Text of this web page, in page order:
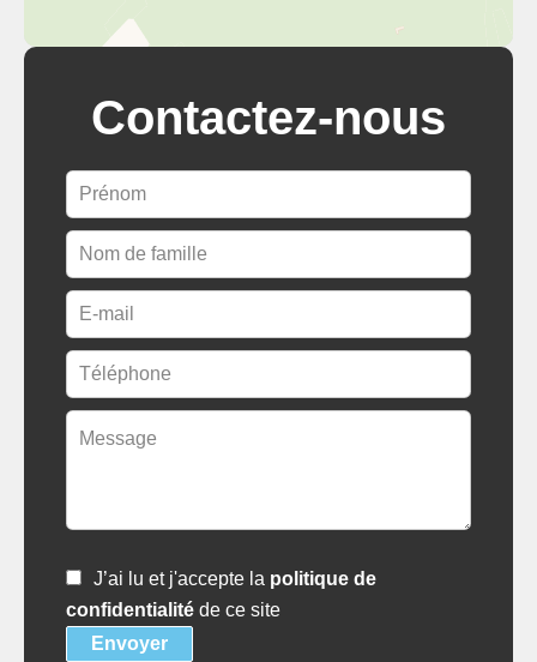
Contactez-nous
J’ai lu et j'accepte la politique de
confidentialité de ce site
Envoyer